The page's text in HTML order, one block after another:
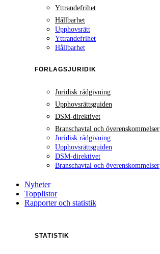
Yttrandefrihet
Hållbarhet
Upphovsrätt
Yttrandefrihet
Hållbarhet
FÖRLAGSJURIDIK
Juridisk rådgivning
Upphovsrättsguiden
DSM-direktivet
Branschavtal och överenskommelser
Juridisk rådgivning
Upphovsrättsguiden
DSM-direktivet
Branschavtal och överenskommelser
Nyheter
Topplistor
Rapporter och statistik
STATISTIK